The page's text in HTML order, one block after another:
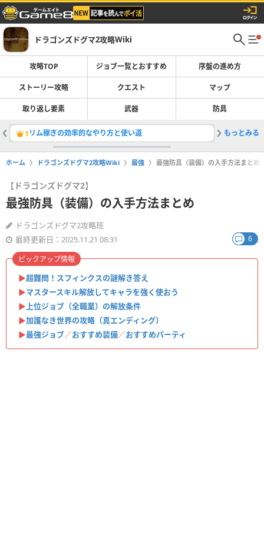
ドラゴンズドグマ2攻略Wiki
攻略TOP ジョブ一覧とおすすめ 序盤の進め方
ストーリー攻略 クエスト マップ
取り返し要素 武器 防具
1 リム稼ぎの効率的なやり方と使い道 2陰る薔
もっとみる
ホーム ドラゴンズドグマ2攻略Wiki 最強 最強防具（装備）の入手方法まとめ
【ドラゴンズドグマ2】
最強防具（装備）の入手方法まとめ
ドラゴンズドグマ2攻略班
最終更新日：2025.11.21 08:31
6
▶︎超難問！スフィンクスの謎解き答え
▶︎マスタースキル解放してキャラを強く使おう
▶︎ 上位ジョブ（全職業）の解放条件
▶︎加護なき世界の攻略（真エンディング）
▶︎最強ジョブ／おすすめ装備／おすすめパーティ
ピックアップ情報